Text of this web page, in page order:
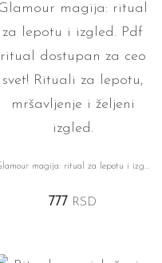
Glamour magija: ritual za lepotu i izgled
777 RSD